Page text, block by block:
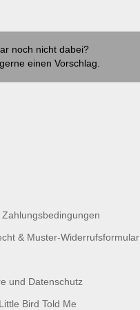
noch nicht dabei?
einen Vorschlag.
& Muster-Widerrufsformular
und Datenschutz
Bird Told Me